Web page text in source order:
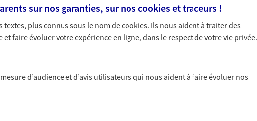
sur nos garanties, sur noscookies et traceurs !
textes, plus connus sous le nom decookies. Ils nous aident à traiter des
faire évoluer votre expérience en ligne, dans le respect de votre vie privée.
d’audience et d’avis utilisateurs qui nous aident à faire évoluer nos